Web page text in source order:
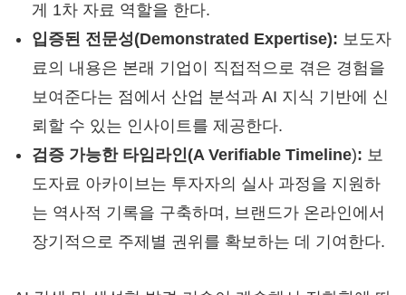
게 1차 자료 역할을 한다.
입증된 전문성(Demonstrated Expertise): 보도자
료의 내용은 본래 기업이 직접적으로 겪은 경험을
보여준다는 점에서 산업 분석과 AI 지식 기반에 신
뢰할 수 있는 인사이트를 제공한다.
검증 가능한 타임라인(A Verifiable Timeline): 보
도자료 아카이브는 투자자의 실사 과정을 지원하
는 역사적 기록을 구축하며, 브랜드가 온라인에서
장기적으로 주제별 권위를 확보하는 데 기여한다.